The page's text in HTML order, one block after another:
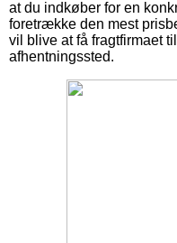
at du indkøber for en
foretrække den mest
vil blive at få fragtfirmaet
afhentningssted.